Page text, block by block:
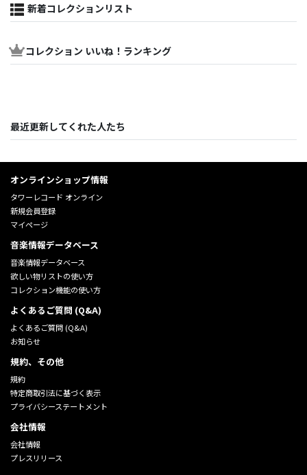
新着コレクションリスト
コレクション いいね！ランキング
最近更新してくれた人たち
オンラインショップ情報
タワーレコード オンライン
新規会員登録
マイページ
音楽情報データベース
音楽情報データベース
欲しい物リストの使い方
コレクション機能の使い方
よくあるご質問 (Q&A)
よくあるご質問 (Q&A)
お知らせ
規約、その他
規約
特定商取引法に基づく表示
プライバシーステートメント
会社情報
会社情報
プレスリリース